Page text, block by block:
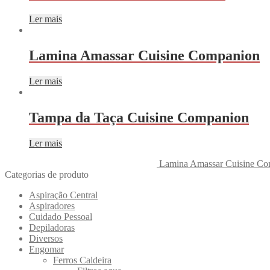
Ler mais
Lamina Amassar Cuisine Companion
Ler mais
Tampa da Taça Cuisine Companion
Ler mais
Lamina Amassar Cuisine
Categorias de produto
Aspiração Central
Aspiradores
Cuidado Pessoal
Depiladoras
Diversos
Engomar
Ferros Caldeira